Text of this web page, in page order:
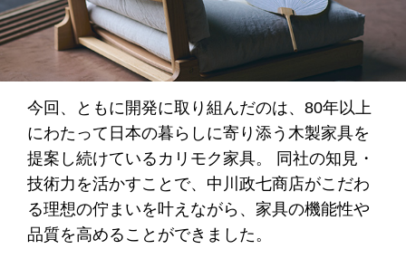
今回、ともに開発に取り組んだのは、80年以上
にわたって日本の暮らしに寄り添う木製家具を
提案し続けているカリモク家具。 同社の知見・
技術力を活かすことで、中川政七商店がこだわ
る理想の佇まいを叶えながら、家具の機能性や
品質を高めることができました。